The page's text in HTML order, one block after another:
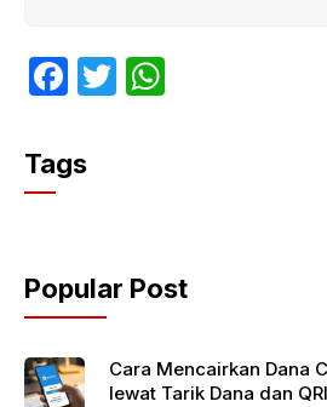
F
c
e
o
o
k
T
p
p
Tags
Popular Post
Cara Mencairkan Dana
lewat Tarik Dana dan